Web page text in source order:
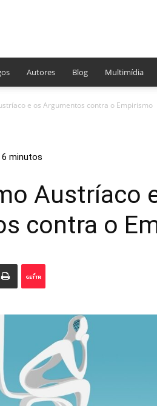
Autores Blog Multimídia
e os Argumentos contra o Empirismo
Austríaco
contra o